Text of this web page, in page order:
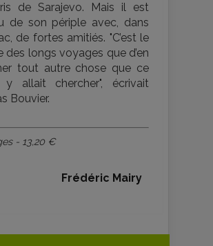
de Sarajevo. Mais il est
de son périple avec, dans
de fortes amitiés. "C’est le
des longs voyages que d’en
tout autre chose que ce
y allait chercher", écrivait
Bouvier.
- 13,20 €
Frédéric Mairy